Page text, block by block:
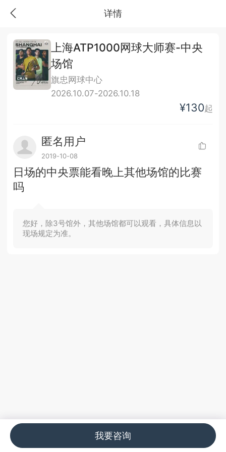
详情
上海ATP1000网球大师赛-中央
场馆
旗忠网球中心
2026.10.07-2026.10.18
¥130起
匿名用户
2019-10-08
日场的中央票能看晚上其他场馆的比赛
吗
您好，除3号馆外，其他场馆都可以观看，具体信息以
现场规定为准。
我要咨询